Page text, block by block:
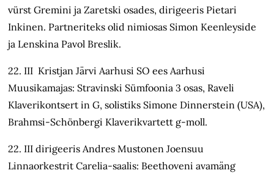
vürst Gremini ja Zaretski osades, dirigeeris Pietari
Inkinen. Partneriteks olid nimiosas Simon Keenleyside
ja Lenskina Pavol Breslik.
22. III Kristjan Järvi Aarhusi SO ees Aarhusi
Muusikamajas: Stravinski Sümfoonia 3 osas, Raveli
Klaverikontsert in G, solistiks Simone Dinnerstein (USA),
Brahmsi-Schönbergi Klaverikvartett g-moll.
22. III dirigeeris Andres Mustonen Joensuu
Linnaorkestrit Carelia-saalis: Beethoveni avamäng